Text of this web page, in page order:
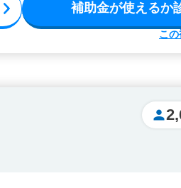
補助金が使えるか
こ